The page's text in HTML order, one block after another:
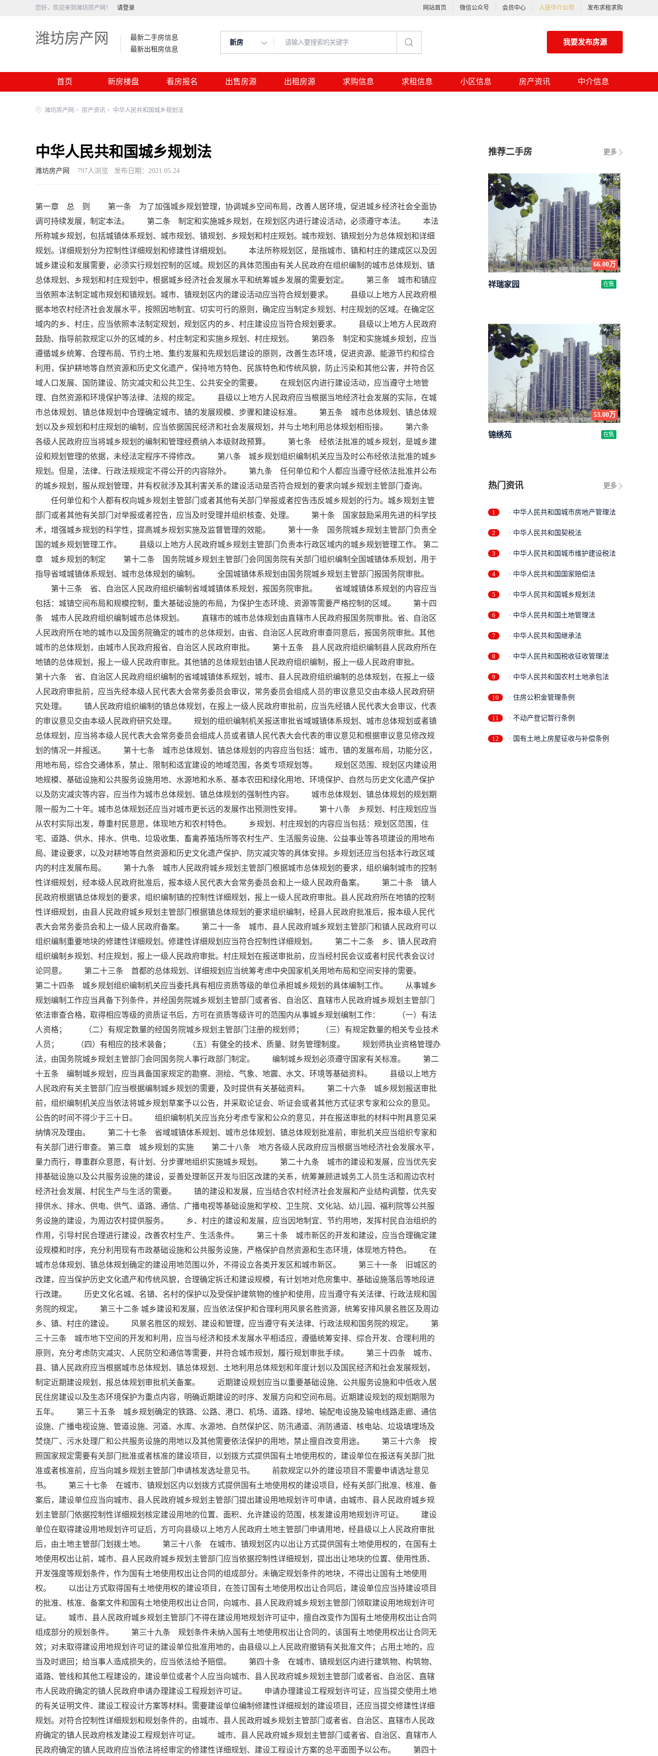
您好，欢迎来到潍坊房产网！ 请登录 网站首页 微信公众号 会员中心 入驻中介公司 发布求租求购
潍坊房产网
最新二手房信息
最新出租房信息
新房 我要发布房源
首页 新房楼盘 看房报名 出售房源 出租房源 求购信息 求租信息 小区信息 房产资讯 中介信息
潍坊房产网 > 房产资讯 > 中华人民共和国城乡规划法
中华人民共和国城乡规划法
潍坊房产网 797人浏览 发布日期：2021.05.24
第一章 总 则 第一条 为了加强城乡规划管理，协调城乡空间布局，改善人居环境，促进城乡经济社会全面协
调可持续发展，制定本法。 第二条 制定和实施城乡规划，在规划区内进行建设活动，必须遵守本法。 本法
所称城乡规划，包括城镇体系规划、城市规划、镇规划、乡规划和村庄规划。城市规划、镇规划分为总体规划和详细
规划。详细规划分为控制性详细规划和修建性详细规划。 本法所称规划区，是指城市、镇和村庄的建成区以及因
城乡建设和发展需要，必须实行规划控制的区域。规划区的具体范围由有关人民政府在组织编制的城市总体规划、镇
总体规划、乡规划和村庄规划中，根据城乡经济社会发展水平和统筹城乡发展的需要划定。 第三条 城市和镇应
当依照本法制定城市规划和镇规划。城市、镇规划区内的建设活动应当符合规划要求。 县级以上地方人民政府根
据本地农村经济社会发展水平，按照因地制宜、切实可行的原则，确定应当制定乡规划、村庄规划的区域。在确定区
域内的乡、村庄，应当依照本法制定规划，规划区内的乡、村庄建设应当符合规划要求。 县级以上地方人民政府
鼓励、指导前款规定以外的区域的乡、村庄制定和实施乡规划、村庄规划。 第四条 制定和实施城乡规划，应当
遵循城乡统筹、合理布局、节约土地、集约发展和先规划后建设的原则，改善生态环境，促进资源、能源节约和综合
利用，保护耕地等自然资源和历史文化遗产，保持地方特色、民族特色和传统风貌，防止污染和其他公害，并符合区
域人口发展、国防建设、防灾减灾和公共卫生、公共安全的需要。 在规划区内进行建设活动，应当遵守土地管
理、自然资源和环境保护等法律、法规的规定。 县级以上地方人民政府应当根据当地经济社会发展的实际，在城
市总体规划、镇总体规划中合理确定城市、镇的发展规模、步骤和建设标准。 第五条 城市总体规划、镇总体规
划以及乡规划和村庄规划的编制，应当依据国民经济和社会发展规划，并与土地利用总体规划相衔接。 第六条
各级人民政府应当将城乡规划的编制和管理经费纳入本级财政预算。 第七条 经依法批准的城乡规划，是城乡建
设和规划管理的依据，未经法定程序不得修改。 第八条 城乡规划组织编制机关应当及时公布经依法批准的城乡
规划。但是，法律、行政法规规定不得公开的内容除外。 第九条 任何单位和个人都应当遵守经依法批准并公布
的城乡规划，服从规划管理，并有权就涉及其利害关系的建设活动是否符合规划的要求向城乡规划主管部门查询。
任何单位和个人都有权向城乡规划主管部门或者其他有关部门举报或者控告违反城乡规划的行为。城乡规划主管
部门或者其他有关部门对举报或者控告，应当及时受理并组织核查、处理。 第十条 国家鼓励采用先进的科学技
术，增强城乡规划的科学性，提高城乡规划实施及监督管理的效能。 第十一条 国务院城乡规划主管部门负责全
国的城乡规划管理工作。 县级以上地方人民政府城乡规划主管部门负责本行政区域内的城乡规划管理工作。 第二
章 城乡规划的制定 第十二条 国务院城乡规划主管部门会同国务院有关部门组织编制全国城镇体系规划，用于
指导省域城镇体系规划、城市总体规划的编制。 全国城镇体系规划由国务院城乡规划主管部门报国务院审批。
第十三条 省、自治区人民政府组织编制省域城镇体系规划，报国务院审批。 省域城镇体系规划的内容应当
包括：城镇空间布局和规模控制，重大基础设施的布局，为保护生态环境、资源等需要严格控制的区域。 第十四
条 城市人民政府组织编制城市总体规划。 直辖市的城市总体规划由直辖市人民政府报国务院审批。省、自治区
人民政府所在地的城市以及国务院确定的城市的总体规划，由省、自治区人民政府审查同意后，报国务院审批。其他
城市的总体规划，由城市人民政府报省、自治区人民政府审批。 第十五条 县人民政府组织编制县人民政府所在
地镇的总体规划，报上一级人民政府审批。其他镇的总体规划由镇人民政府组织编制，报上一级人民政府审批。
第十六条 省、自治区人民政府组织编制的省域城镇体系规划，城市、县人民政府组织编制的总体规划，在报上一级
人民政府审批前，应当先经本级人民代表大会常务委员会审议，常务委员会组成人员的审议意见交由本级人民政府研
究处理。 镇人民政府组织编制的镇总体规划，在报上一级人民政府审批前，应当先经镇人民代表大会审议，代表
的审议意见交由本级人民政府研究处理。 规划的组织编制机关报送审批省域城镇体系规划、城市总体规划或者镇
总体规划，应当将本级人民代表大会常务委员会组成人员或者镇人民代表大会代表的审议意见和根据审议意见修改规
划的情况一并报送。 第十七条 城市总体规划、镇总体规划的内容应当包括：城市、镇的发展布局，功能分区，
用地布局，综合交通体系，禁止、限制和适宜建设的地域范围，各类专项规划等。 规划区范围、规划区内建设用
地规模、基础设施和公共服务设施用地、水源地和水系、基本农田和绿化用地、环境保护、自然与历史文化遗产保护
以及防灾减灾等内容，应当作为城市总体规划、镇总体规划的强制性内容。 城市总体规划、镇总体规划的规划期
限一般为二十年。城市总体规划还应当对城市更长远的发展作出预测性安排。 第十八条 乡规划、村庄规划应当
从农村实际出发，尊重村民意愿，体现地方和农村特色。 乡规划、村庄规划的内容应当包括：规划区范围，住
宅、道路、供水、排水、供电、垃圾收集、畜禽养殖场所等农村生产、生活服务设施、公益事业等各项建设的用地布
局、建设要求，以及对耕地等自然资源和历史文化遗产保护、防灾减灾等的具体安排。乡规划还应当包括本行政区域
内的村庄发展布局。 第十九条 城市人民政府城乡规划主管部门根据城市总体规划的要求，组织编制城市的控制
性详细规划，经本级人民政府批准后，报本级人民代表大会常务委员会和上一级人民政府备案。 第二十条 镇人
民政府根据镇总体规划的要求，组织编制镇的控制性详细规划，报上一级人民政府审批。县人民政府所在地镇的控制
性详细规划，由县人民政府城乡规划主管部门根据镇总体规划的要求组织编制，经县人民政府批准后，报本级人民代
表大会常务委员会和上一级人民政府备案。 第二十一条 城市、县人民政府城乡规划主管部门和镇人民政府可以
组织编制重要地块的修建性详细规划。修建性详细规划应当符合控制性详细规划。 第二十二条 乡、镇人民政府
组织编制乡规划、村庄规划，报上一级人民政府审批。村庄规划在报送审批前，应当经村民会议或者村民代表会议讨
论同意。 第二十三条 首都的总体规划、详细规划应当统筹考虑中央国家机关用地布局和空间安排的需要。
第二十四条 城乡规划组织编制机关应当委托具有相应资质等级的单位承担城乡规划的具体编制工作。 从事城乡
规划编制工作应当具备下列条件，并经国务院城乡规划主管部门或者省、自治区、直辖市人民政府城乡规划主管部门
依法审查合格，取得相应等级的资质证书后，方可在资质等级许可的范围内从事城乡规划编制工作： （一）有法
人资格； （二）有规定数量的经国务院城乡规划主管部门注册的规划师； （三）有规定数量的相关专业技术
人员； （四）有相应的技术装备； （五）有健全的技术、质量、财务管理制度。 规划师执业资格管理办
法，由国务院城乡规划主管部门会同国务院人事行政部门制定。 编制城乡规划必须遵守国家有关标准。 第二
十五条 编制城乡规划，应当具备国家规定的勘察、测绘、气象、地震、水文、环境等基础资料。 县级以上地方
人民政府有关主管部门应当根据编制城乡规划的需要，及时提供有关基础资料。 第二十六条 城乡规划报送审批
前，组织编制机关应当依法将城乡规划草案予以公告，并采取论证会、听证会或者其他方式征求专家和公众的意见。
公告的时间不得少于三十日。 组织编制机关应当充分考虑专家和公众的意见，并在报送审批的材料中附具意见采
纳情况及理由。 第二十七条 省域城镇体系规划、城市总体规划、镇总体规划批准前，审批机关应当组织专家和
有关部门进行审查。 第三章 城乡规划的实施 第二十八条 地方各级人民政府应当根据当地经济社会发展水平，
量力而行，尊重群众意愿，有计划、分步骤地组织实施城乡规划。 第二十九条 城市的建设和发展，应当优先安
排基础设施以及公共服务设施的建设，妥善处理新区开发与旧区改建的关系，统筹兼顾进城务工人员生活和周边农村
经济社会发展、村民生产与生活的需要。 镇的建设和发展，应当结合农村经济社会发展和产业结构调整，优先安
排供水、排水、供电、供气、道路、通信、广播电视等基础设施和学校、卫生院、文化站、幼儿园、福利院等公共服
务设施的建设，为周边农村提供服务。 乡、村庄的建设和发展，应当因地制宜、节约用地，发挥村民自治组织的
作用，引导村民合理进行建设，改善农村生产、生活条件。 第三十条 城市新区的开发和建设，应当合理确定建
设规模和时序，充分利用现有市政基础设施和公共服务设施，严格保护自然资源和生态环境，体现地方特色。 在
城市总体规划、镇总体规划确定的建设用地范围以外，不得设立各类开发区和城市新区。 第三十一条 旧城区的
改建，应当保护历史文化遗产和传统风貌，合理确定拆迁和建设规模，有计划地对危房集中、基础设施落后等地段进
行改建。 历史文化名城、名镇、名村的保护以及受保护建筑物的维护和使用，应当遵守有关法律、行政法规和国
务院的规定。 第三十二条 城乡建设和发展，应当依法保护和合理利用风景名胜资源，统筹安排风景名胜区及周边
乡、镇、村庄的建设。 风景名胜区的规划、建设和管理，应当遵守有关法律、行政法规和国务院的规定。 第
三十三条 城市地下空间的开发和利用，应当与经济和技术发展水平相适应，遵循统筹安排、综合开发、合理利用的
原则，充分考虑防灾减灾、人民防空和通信等需要，并符合城市规划，履行规划审批手续。 第三十四条 城市、
县、镇人民政府应当根据城市总体规划、镇总体规划、土地利用总体规划和年度计划以及国民经济和社会发展规划，
制定近期建设规划，报总体规划审批机关备案。 近期建设规划应当以重要基础设施、公共服务设施和中低收入居
民住房建设以及生态环境保护为重点内容，明确近期建设的时序、发展方向和空间布局。近期建设规划的规划期限为
五年。 第三十五条 城乡规划确定的铁路、公路、港口、机场、道路、绿地、输配电设施及输电线路走廊、通信
设施、广播电视设施、管道设施、河道、水库、水源地、自然保护区、防汛通道、消防通道、核电站、垃圾填埋场及
焚烧厂、污水处理厂和公共服务设施的用地以及其他需要依法保护的用地，禁止擅自改变用途。 第三十六条 按
照国家规定需要有关部门批准或者核准的建设项目，以划拨方式提供国有土地使用权的，建设单位在报送有关部门批
准或者核准前，应当向城乡规划主管部门申请核发选址意见书。 前款规定以外的建设项目不需要申请选址意见
书。 第三十七条 在城市、镇规划区内以划拨方式提供国有土地使用权的建设项目，经有关部门批准、核准、备
案后，建设单位应当向城市、县人民政府城乡规划主管部门提出建设用地规划许可申请，由城市、县人民政府城乡规
划主管部门依据控制性详细规划核定建设用地的位置、面积、允许建设的范围，核发建设用地规划许可证。 建设
单位在取得建设用地规划许可证后，方可向县级以上地方人民政府土地主管部门申请用地，经县级以上人民政府审批
后，由土地主管部门划拨土地。 第三十八条 在城市、镇规划区内以出让方式提供国有土地使用权的，在国有土
地使用权出让前，城市、县人民政府城乡规划主管部门应当依据控制性详细规划，提出出让地块的位置、使用性质、
开发强度等规划条件，作为国有土地使用权出让合同的组成部分。未确定规划条件的地块，不得出让国有土地使用
权。 以出让方式取得国有土地使用权的建设项目，在签订国有土地使用权出让合同后，建设单位应当持建设项目
的批准、核准、备案文件和国有土地使用权出让合同，向城市、县人民政府城乡规划主管部门领取建设用地规划许可
证。 城市、县人民政府城乡规划主管部门不得在建设用地规划许可证中，擅自改变作为国有土地使用权出让合同
组成部分的规划条件。 第三十九条 规划条件未纳入国有土地使用权出让合同的，该国有土地使用权出让合同无
效；对未取得建设用地规划许可证的建设单位批准用地的，由县级以上人民政府撤销有关批准文件；占用土地的，应
当及时退回；给当事人造成损失的，应当依法给予赔偿。 第四十条 在城市、镇规划区内进行建筑物、构筑物、
道路、管线和其他工程建设的，建设单位或者个人应当向城市、县人民政府城乡规划主管部门或者省、自治区、直辖
市人民政府确定的镇人民政府申请办理建设工程规划许可证。 申请办理建设工程规划许可证，应当提交使用土地
的有关证明文件、建设工程设计方案等材料。需要建设单位编制修建性详细规划的建设项目，还应当提交修建性详细
规划。对符合控制性详细规划和规划条件的，由城市、县人民政府城乡规划主管部门或者省、自治区、直辖市人民政
府确定的镇人民政府核发建设工程规划许可证。 城市、县人民政府城乡规划主管部门或者省、自治区、直辖市人
民政府确定的镇人民政府应当依法将经审定的修建性详细规划、建设工程设计方案的总平面图予以公布。 第四十
更多
推荐二手房
66.00万
祥瑞家园 在售
53.00万
锦绣苑 在售
更多
热门资讯
1 · 中华人民共和国城市房地产管理法
2 · 中华人民共和国契税法
3 · 中华人民共和国城市维护建设税法
4 · 中华人民共和国国家赔偿法
5 · 中华人民共和国城乡规划法
6 · 中华人民共和国土地管理法
7 · 中华人民共和国继承法
8 · 中华人民共和国税收征收管理法
9 · 中华人民共和国农村土地承包法
10 · 住房公积金管理条例
11 · 不动产登记暂行条例
12 · 国有土地上房屋征收与补偿条例